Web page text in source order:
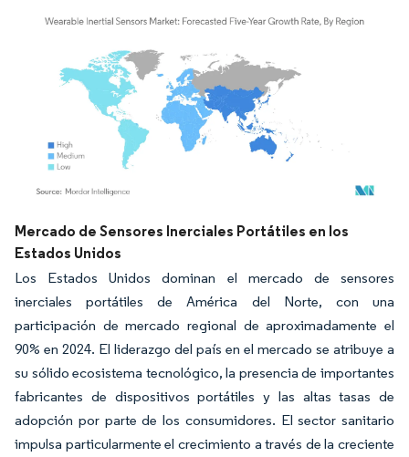
Imagen © Mordor Intelligence. El uso requiere atribución según CC BY 4.0.
Mercado de Sensores Inerciales Portátiles en los
Estados Unidos
Los Estados Unidos dominan el mercado de sensores
inerciales portátiles de América del Norte, con una
participación de mercado regional de aproximadamente el
90% en 2024. El liderazgo del país en el mercado se atribuye a
su sólido ecosistema tecnológico, la presencia de importantes
fabricantes de dispositivos portátiles y las altas tasas de
adopción por parte de los consumidores. El sector sanitario
impulsa particularmente el crecimiento a través de la creciente